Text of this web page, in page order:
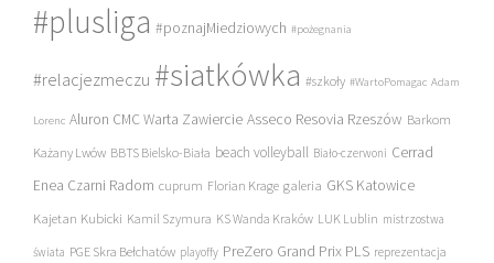
#plusliga #poznajMiedziowych #pożegnania
#relacjezmeczu #siatkówka #szkoły #WartoPomagac Adam
Lorenc Aluron CMC Warta Zawiercie Asseco Resovia Rzeszów Barkom
Każany Lwów BBTS Bielsko-Biała beach volleyball Biało-czerwoni Cerrad
Enea Czarni Radom cuprum Florian Krage galeria GKS Katowice
Kajetan Kubicki Kamil Szymura KS Wanda Kraków LUK Lublin mistrzostwa
świata PGE Skra Bełchatów playoffy PreZero Grand Prix PLS reprezentacja